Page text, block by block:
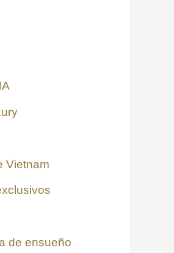
Vietnam
de ensueño